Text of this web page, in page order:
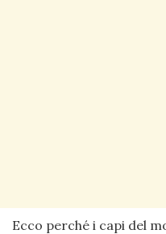
Ecco perché i capi del